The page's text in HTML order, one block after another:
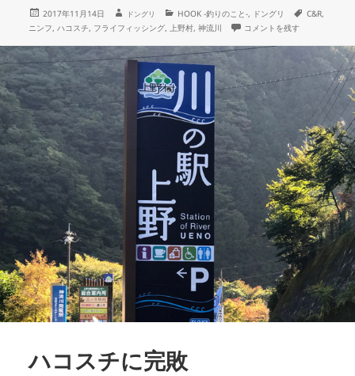
投
日:
2017年11月14日
作
成
者
ドングリ
カ
ゴ
HOOK -釣りのこと-, ドングリ
タ
C&R,
ニンフ, ハコスチ, フライフィッシング, 上野村, 神流川 一投一葉の渓 に
コメントを残す
ハコスチに完敗